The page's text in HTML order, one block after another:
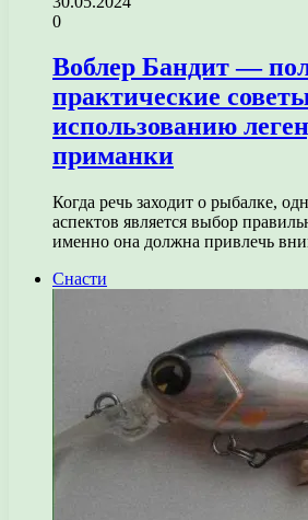
0
Воблер Бандит —
практические
использованию
приманки
Когда речь заходит о рыбалке,
аспектов является выбор
именно она должна привлечь
Снасти